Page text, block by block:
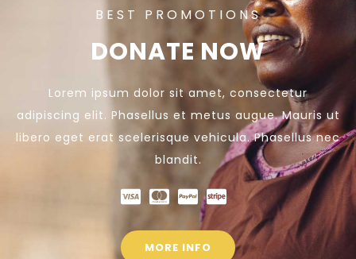
BEST PROMOTIONS
DONATE NOW
Lorem ipsum dolor sit amet, consectetur
adipiscing elit. Phasellus et metus augue. Mauris ut
libero eget erat scelerisque vehicula. Phasellus nec
blandit.
MORE INFO